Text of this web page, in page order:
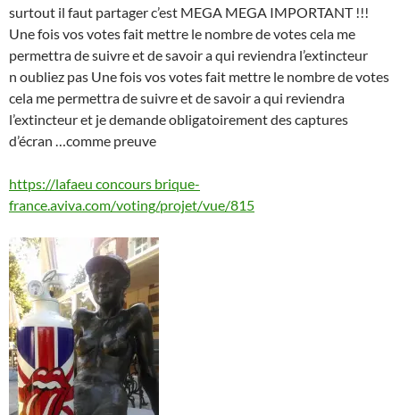
surtout il faut partager c’est MEGA MEGA IMPORTANT !!!
Une fois vos votes fait mettre le nombre de votes cela me
permettra de suivre et de savoir a qui reviendra l’extincteur
n oubliez pas Une fois vos votes fait mettre le nombre de votes
cela me permettra de suivre et de savoir a qui reviendra
l’extincteur et je demande obligatoirement des captures
d’écran …comme preuve
https://lafaeu concours brique-
france.aviva.com/voting/projet/vue/815